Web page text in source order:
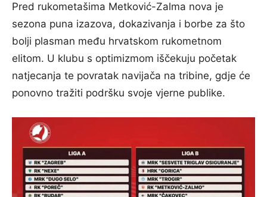
Pred rukometašima Metković-Zalma nova je
sezona puna izazova, dokazivanja i borbe za što
bolji plasman među hrvatskom rukometnom
elitom. U klubu s optimizmom iščekuju početak
natjecanja te povratak navijača na tribine, gdje će
ponovno tražiti podršku svoje vjerne publike.